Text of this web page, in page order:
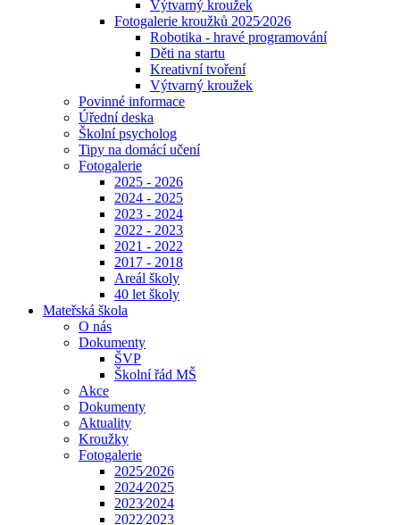
Výtvarný kroužek
Fotogalerie kroužků 2025⁄2026
Robotika - hravé programování
Děti na startu
Kreativní tvoření
Výtvarný kroužek
Povinné informace
Úřední deska
Školní psycholog
Tipy na domácí učení
Fotogalerie
2025 - 2026
2024 - 2025
2023 - 2024
2022 - 2023
2021 - 2022
2017 - 2018
Areál školy
40 let školy
Mateřská škola
O nás
Dokumenty
ŠVP
Školní řád MŠ
Akce
Dokumenty
Aktuality
Kroužky
Fotogalerie
2025⁄2026
2024⁄2025
2023⁄2024
2022⁄2023